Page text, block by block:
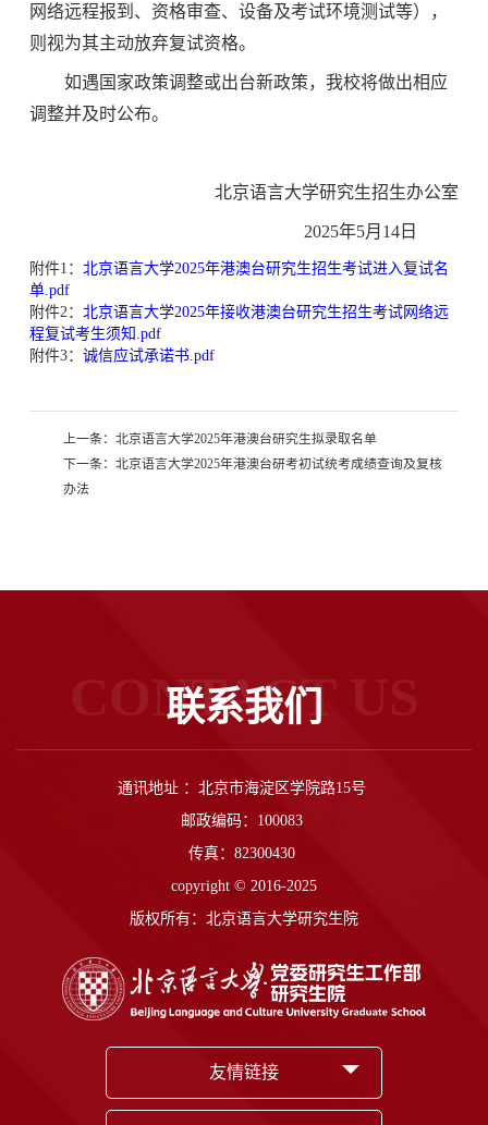
网络远程报到、资格审查、设备及考试环境测试等），
则视为其主动放弃复试资格。
如遇国家政策调整或出台新政策，我校将做出相应
调整并及时公布。
北京语言大学研究生招生办公室
2025年5月 14 日
附件1： 北京语言大学2025年港澳台研究生招生考试进入复试名
单.pdf
附件2： 北京语言大学2025年接收港澳台研究生招生考试网络远
程复试考生须知.pdf
附件3： 诚信应试承诺书.pdf
上一条： 北京语言大学2025年港澳台研究生拟录取名单
下一条： 北京语言大学2025年港澳台研考初试统考成绩查询及复核
办法
联系我们
CONTACT US
通讯地址 ：北京市海淀区学院路15号
邮政编码：100083
传真：82300430
copyright © 2016-2025
版权所有：北京语言大学研究生院
友情链接